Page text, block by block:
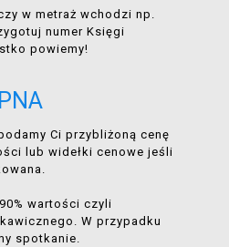
w metraż wchodzi np.
numer Księgi
powiemy!
Ci przybliżoną cenę
lub widełki cenowe jeśli
wartości czyli
W przypadku
spotkanie.